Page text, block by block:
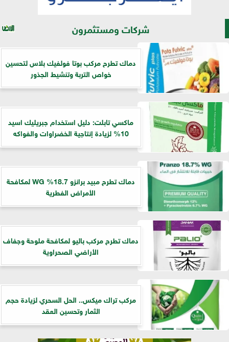
شركات ومستثمرون
​دماك تطرح مركب بوتا فولفيك بلاس لتحسين
خواص التربة وتنشيط الجذور
ماكسي تابلت: دليل استخدام جبريليك اسيد
10% لزيادة إنتاجية الخضراوات والفواكه
دماك تطرح مبيد برانزو 18.7% WG لمكافحة
الأمراض الفطرية
دماك تطرح مركب باليو لمكافحة ملوحة وجفاف
الأراضي الصحراوية
مركب تراك ميكس.. الحل السحري لزيادة حجم
الثمار وتحسين العقد